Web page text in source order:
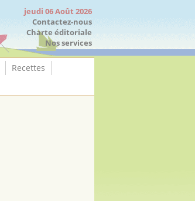
jeudi 06 Août 2026
Contactez-nous
Charte éditoriale
Nos services
Recettes